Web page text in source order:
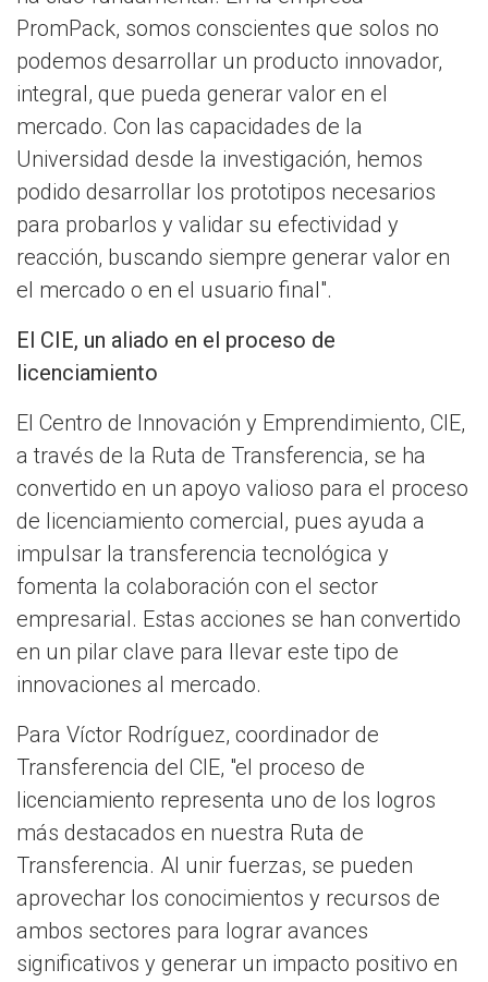
PromPack, somos conscientes que solos no
podemos desarrollar un producto innovador,
integral, que pueda generar valor en el
mercado. Con las capacidades de la
Universidad desde la investigación, hemos
podido desarrollar los prototipos necesarios
para probarlos y validar su efectividad y
reacción, buscando siempre generar valor en
el mercado o en el usuario final".
El CIE, un aliado en el proceso de
licenciamiento
El Centro de Innovación y Emprendimiento, CIE,
a través de la Ruta de Transferencia, se ha
convertido en un apoyo valioso para el proceso
de licenciamiento comercial, pues ayuda a
impulsar la transferencia tecnológica y
fomenta la colaboración con el sector
empresarial. Estas acciones se han convertido
en un pilar clave para llevar este tipo de
innovaciones al mercado.
Para Víctor Rodríguez, coordinador de
Transferencia del CIE, "el proceso de
licenciamiento representa uno de los logros
más destacados en nuestra Ruta de
Transferencia. Al unir fuerzas, se pueden
aprovechar los conocimientos y recursos de
ambos sectores para lograr avances
significativos y generar un impacto positivo en